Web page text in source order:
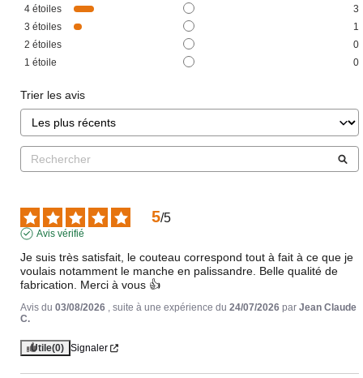
4 étoiles
3
3 étoiles
1
2 étoiles
0
1 étoile 0
Trier les avis
5/5
Avis vérifié
Je suis très satisfait, le couteau correspond tout à fait à ce que je
voulais notamment le manche en palissandre. Belle qualité de
fabrication. Merci à vous 👍
Avis du 03/08/2026 , suite à une expérience du 24/07/2026 par Jean Claude
C.
Utile(0) Signaler